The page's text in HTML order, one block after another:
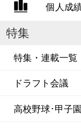
個人成
特集
特集・連載一覧
ドラフト会議
高校野球･甲子園